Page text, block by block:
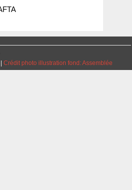
Crédit photo illustration fond: Assemblée